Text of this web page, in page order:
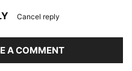
Cancel reply
A COMMENT